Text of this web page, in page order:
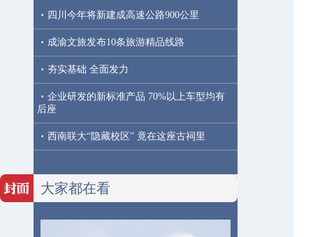
· 四川今年将新建成高速公路900公里
· 成渝文旅发布10条旅游精品线路
· 夯实基础 全面发力
· 企业研发的新标准产品 70%以上车型均有
后座
· 西南联大“隐藏校区” 竟在这座古祠里
大家都在看